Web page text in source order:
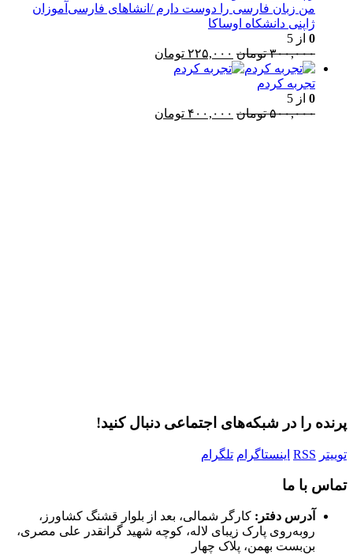
بود.
من زبان فارسی را دوست دارم /انشاهای فارسی‌آموزان
ژاپنی دانشکاه اوساکا
0 از 5
۳۰۰,۰۰۰ تومان قیمت
اصلی:
۲۲۵,۰۰۰ تومان
تجربه کردم
0 از 5
۵۰۰,۰۰۰ تومان قیمت
۴۰۰,۰۰۰ تومان
پرنده را در شبکه‌های اجتماعی دنبال کنید!
توییتر RSS اینستاگرام تلگرام
تماس با ما
آدرس دفتر: کارگر شمالی، بعد از بلوار قشنگ کشاورز،
روبه‌روی پارک زیبای لاله، کوچه شهید گرانقدر علی مصری،
بن‌بست بهمن، پلاک چهار